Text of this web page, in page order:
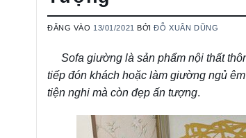
ĐĂNG VÀO 13/01/2021 BỞIĐỖ XUÂN DŨNG
Sofa giường là sản phẩm nội thất
tiếp đón khách hoặc làm giường ngủ
tiện nghi mà còn đẹp ấn tượng.